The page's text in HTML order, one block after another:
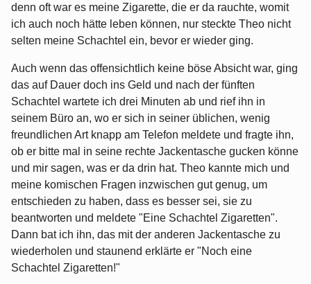
denn oft war es meine Zigarette, die er da rauchte, womit
ich auch noch hätte leben können, nur steckte Theo nicht
selten meine Schachtel ein, bevor er wieder ging.
Auch wenn das offensichtlich keine böse Absicht war, ging
das auf Dauer doch ins Geld und nach der fünften
Schachtel wartete ich drei Minuten ab und rief ihn in
seinem Büro an, wo er sich in seiner üblichen, wenig
freundlichen Art knapp am Telefon meldete und fragte ihn,
ob er bitte mal in seine rechte Jackentasche gucken könne
und mir sagen, was er da drin hat. Theo kannte mich und
meine komischen Fragen inzwischen gut genug, um
entschieden zu haben, dass es besser sei, sie zu
beantworten und meldete "Eine Schachtel Zigaretten".
Dann bat ich ihn, das mit der anderen Jackentasche zu
wiederholen und staunend erklärte er "Noch eine
Schachtel Zigaretten!"